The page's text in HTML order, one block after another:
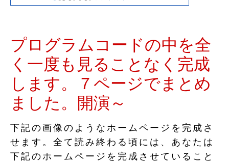
プログラムコードの中を全
く一度も見ることなく完成
します。７ページでまとめ
ました。開演～
下記の画像のようなホームページを完成さ
せます。全て読み終わる頃には、あなたは
下記のホームページを完成させていること